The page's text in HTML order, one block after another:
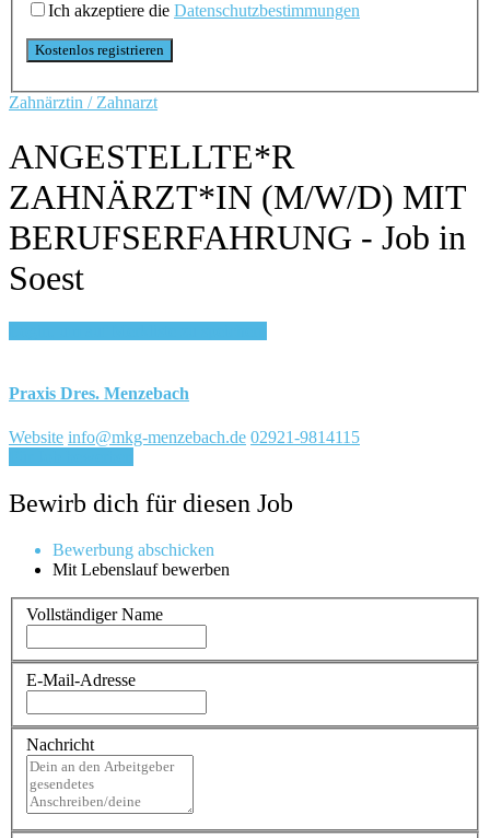
Ich akzeptiere die Datenschutzbestimmungen
Zahnärztin / Zahnarzt
ANGESTELLTE*R
ZAHNÄRZT*IN (M/W/D) MIT
BERUFSERFAHRUNG - Job in
Soest
Praxis Dres. Menzebach
Website info@mkg-menzebach.de 02921-9814115
Bewirb dich für diesen Job
Bewerbung abschicken
Mit Lebenslauf bewerben
Vollständiger Name
E-Mail-Adresse
Nachricht